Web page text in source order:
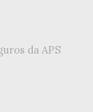
da APS